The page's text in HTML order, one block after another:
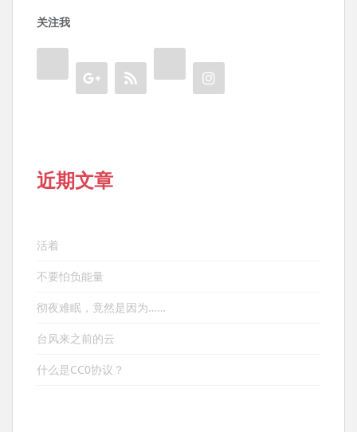
关注我
近期文章
活着
不要怕负能量
彻夜难眠，竟然是因为……
台风来之前的云
什么是CC0协议？